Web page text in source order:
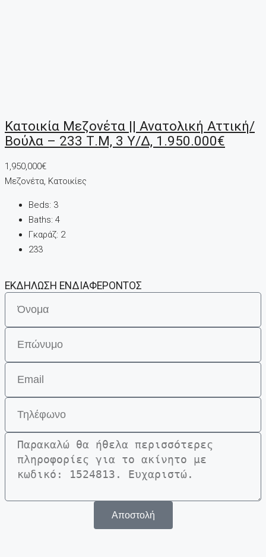
Κατοικία Μεζονέτα || Ανατολική Αττική/
Βούλα – 233 Τ.μ, 3 Υ/Δ, 1.950.000€
1,950,000€
Μεζονέτα, Κατοικίες
Beds: 3
Baths: 4
Γκαράζ: 2
233
ΕΚΔΗΛΩΣΗ ΕΝΔΙΑΦΕΡΟΝΤΟΣ
Αποστολή